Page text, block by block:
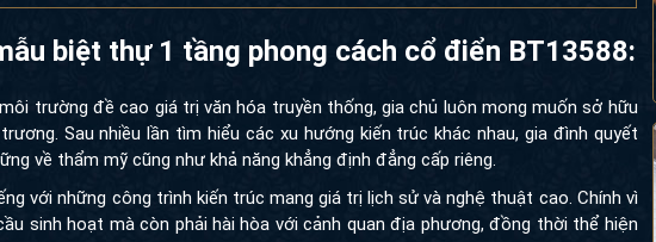
mẫu biệt thự 1 tầng phong cách cổ điển
trường đề cao giá trị văn hóa truyền thống, gia chủ luôn mong muốn sở hữu
Sau nhiều lần tìm hiểu các xu hướng kiến trúc khác nhau, gia đình quyết
về thẩm mỹ cũng như khả năng khẳng định đẳng cấp riêng.
với những công trình kiến trúc mang giá trị lịch sử và nghệ thuật cao. Chính vì